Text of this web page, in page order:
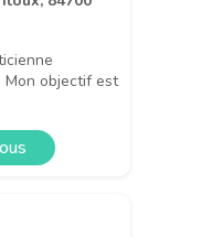
objectif est